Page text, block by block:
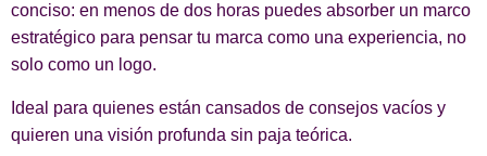
conciso: en menos de dos horas puedes absorber un marco
estratégico para pensar tu marca como una experiencia, no
solo como un logo.
Ideal para quienes están cansados de consejos vacíos y
quieren una visión profunda sin paja teórica.